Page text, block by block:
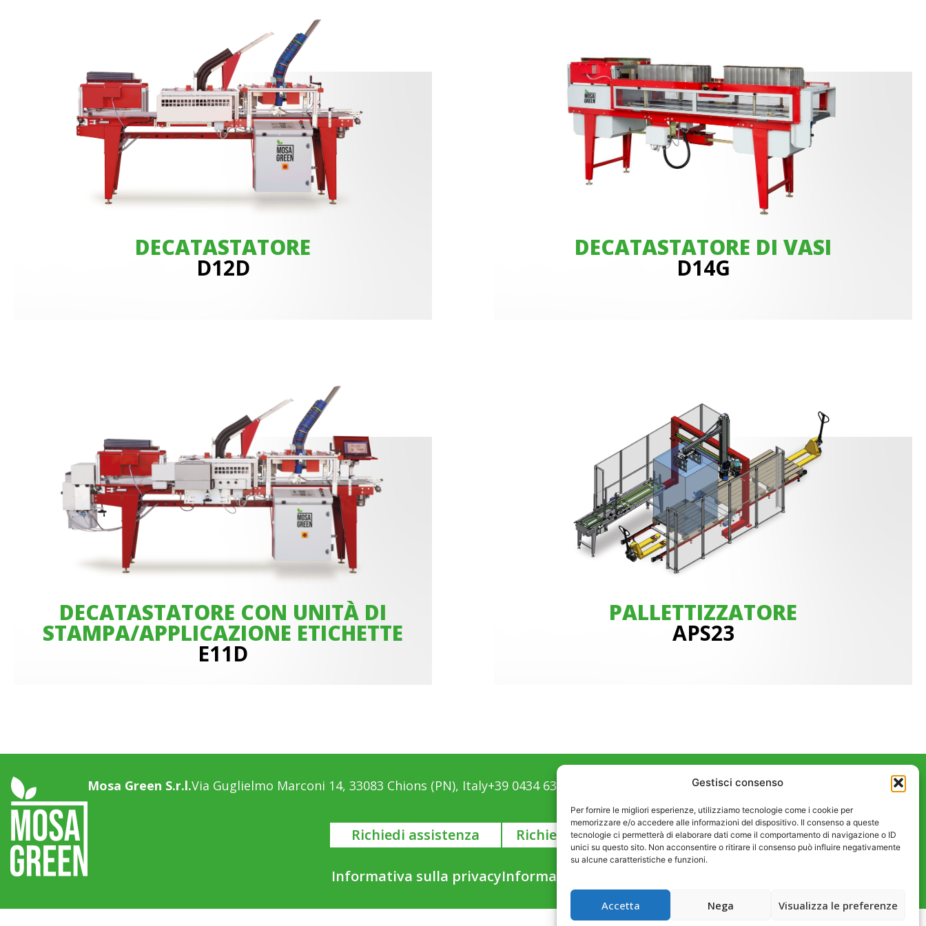
Gestisci consenso
Per fornire le migliori esperienze, utilizziamo tecnologie come i cookie per
memorizzare e/o accedere alle informazioni del dispositivo. Il consenso a queste
tecnologie ci permetterà di elaborare dati come il comportamento di navigazione o ID
unici su questo sito. Non acconsentire o ritirare il consenso può influire negativamente
su alcune caratteristiche e funzioni.
Accetta Nega Visualizza le preferenze
DECATASTATORE
D12D
DECATASTATORE DI VASI
D14G
DECATASTATORE CON UNITÀ DI
STAMPA/APPLICAZIONE ETICHETTE
E11D
PALLETTIZZATORE
APS23
Mosa Green S.r.l.Via Guglielmo Marconi 14, 33083 Chions (PN), Italy+39 0434 639411 info@mosagreen.itP. IVA 01941080937
Richiedi assistenza Richiedi informazioni
Informativa sulla privacyInformativa sui cookie